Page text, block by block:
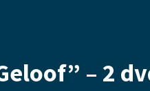
– 2